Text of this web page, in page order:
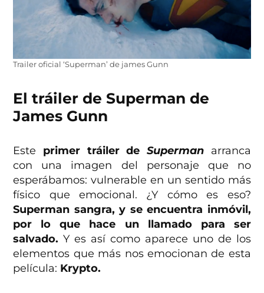
Trailer oficial ‘Superman’ de james Gunn
El tráiler de Superman de
James Gunn
Este primer tráiler de Supermanarranca
con una imagen del personaje que no
esperábamos: vulnerable en un sentido más
físico que emocional. ¿Y cómo es eso?
Superman sangra, y se encuentra inmóvil,
por lo que hace un llamado para ser
salvado. Y es así como aparece uno de los
elementos que más nos emocionan de esta
película: Krypto.